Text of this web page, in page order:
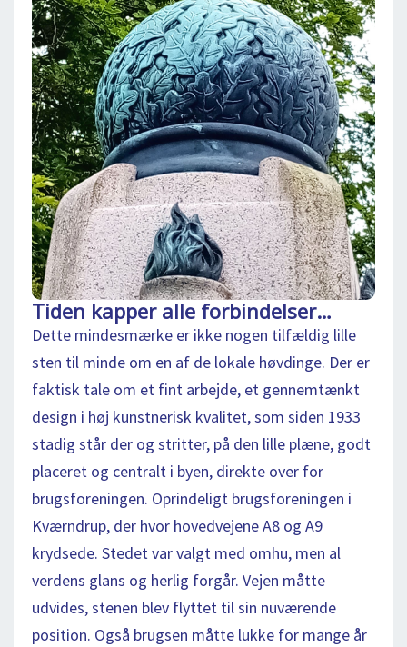
Tiden kapper alle forbindelser…
Dette mindesmærke er ikke nogen tilfældig lille
sten til minde om en af de lokale høvdinge. Der er
faktisk tale om et fint arbejde, et gennemtænkt
design i høj kunstnerisk kvalitet, som siden 1933
stadig står der og stritter, på den lille plæne, godt
placeret og centralt i byen, direkte over for
brugsforeningen. Oprindeligt brugsforeningen i
Kværndrup, der hvor hovedvejene A8 og A9
krydsede. Stedet var valgt med omhu, men al
verdens glans og herlig forgår. Vejen måtte
udvides, stenen blev flyttet til sin nuværende
position. Også brugsen måtte lukke for mange år